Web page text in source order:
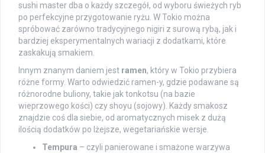
sushi master dba o każdy szczegół, od wyboru świeżych ryb
po perfekcyjne przygotowanie ryżu. W Tokio można
spróbować zarówno tradycyjnego nigiri z surową rybą, jak i
bardziej eksperymentalnych wariacji z dodatkami, które
zaskakują smakiem.
Innym znanym daniem jest ramen, który w Tokio przybiera
różne formy. Warto odwiedzić ramen-y, gdzie podawane są
różnorodne buliony, takie jak tonkotsu (na bazie
wieprzowego kości) czy shoyu (sojowy). Każdy smakosz
znajdzie coś dla siebie, od aromatycznych misek z dużą
ilością dodatków po lżejsze, wegetariańskie wersje.
Tempura – czyli panierowane i smażone warzywa